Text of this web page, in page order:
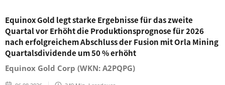
Equinox Gold legt starke Ergebnisse für das zweite
Quartal vor Erhöht die Produktionsprognose für 2026
nach erfolgreichem Abschluss der Fusion mit Orla Mining
Quartalsdividende um 50 % erhöht
Equinox Gold Corp (WKN: A2PQPG)